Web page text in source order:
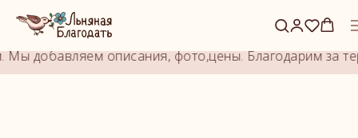
добавляем описания, фото,цены. Благодарим за